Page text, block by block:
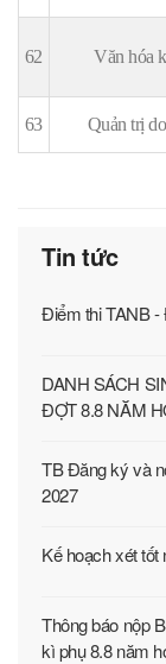
62 Văn hóa
63 Quản trị
Tin tức
Điểm thi TANB -
DANH SÁCH
ĐỢT 8.8 NĂM
TB Đăng ký và
2027
Kế hoạch xét tốt
Thông báo nộp
kì phụ 8.8 năm